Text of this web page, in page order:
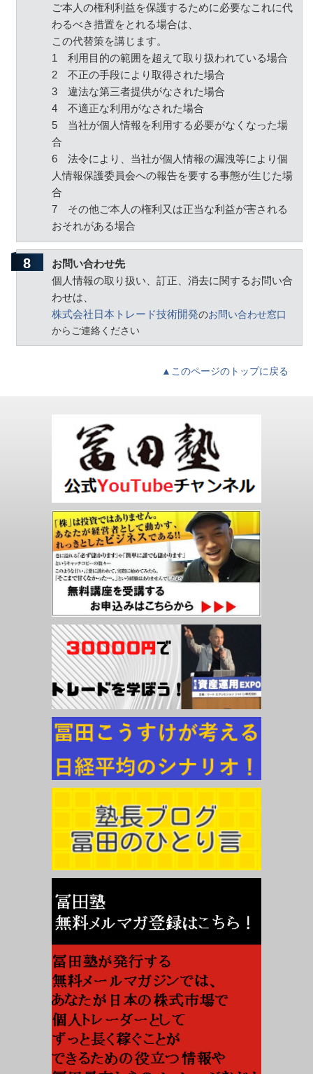
ご本人の権利利益を保護するために必要なこれに代
わるべき措置をとれる場合は、
この代替策を講じます。
1
利用目的の範囲を超えて取り扱われている場合
2 不正の手段により取得された場合
3 違法な第三者提供がなされた場合
4 不適正な利用がなされた場合
5 当社が個人情報を利用する必要がなくなった場
合
6 法令により、当社が個人情報の漏洩等により個
人情報保護委員会への報告を要する事態が生じた場
合
7 その他ご本人の権利又は正当な利益が害される
おそれがある場合
お問い合わせ先
個人情報の取り扱い、訂正、消去に関するお問い合
わせは、
株式会社日本トレード技術開発のお問い合わせ窓口
からご連絡ください
▲このページのトップに戻る